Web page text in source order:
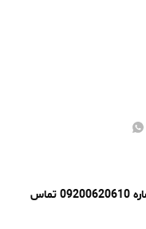
( لطفا در صورت درخواست تعداد بالاتر با شماره 09200620610 تماس